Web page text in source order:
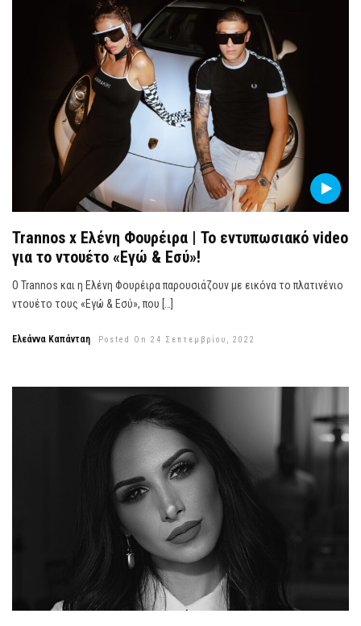
Trannos x Ελένη Φουρέιρα | Το εντυπωσιακό video
για το ντουέτο «Εγώ & Εσύ»!
O Trannos και η Ελένη Φουρέιρα παρουσιάζουν με εικόνα το πλατινένιο
ντουέτο τους «Εγώ & Εσύ», που […]
Ελεάννα Καπάνταη Posted On 24 Σεπτεμβρίου, 2022